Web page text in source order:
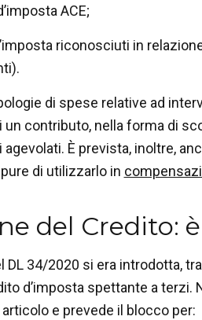
ACE;
riconosciuti in
di spese relative ad
un contributo, nella forma di
agevolati. È prevista, inoltre,
di utilizzarlo in
del Credito:
DL 34/2020 si era introdotta,
d’imposta spettante a terzi.
e prevede il blocco per: